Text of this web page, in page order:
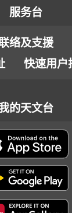
服务台
络及支援
快速用户
的天文台